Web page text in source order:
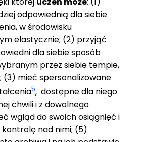
odpowiednią dla siebie
w środowisku
elastycznie; (2) przyjąć
dla siebie sposób
przez siebie tempie,
(3) mieć spersonalizowane
5, dostępne dla niego
chwili i z dowolnego
wgląd do swoich osiągnięć i
nad nimi; (5)